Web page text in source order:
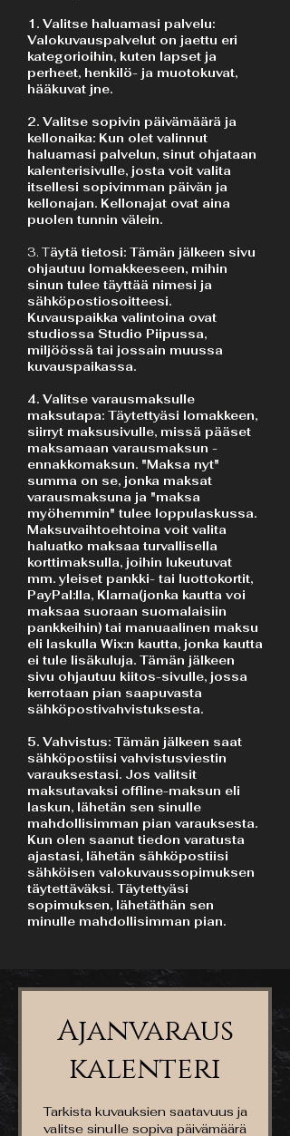
1. Valitse haluamasi palvelu:
Valokuvauspalvelut on jaettu eri
kategorioihin, kuten lapset ja
perheet, henkilö- ja muotokuvat,
hääkuvat jne.
2. Valitse sopivin päivämäärä ja
kellonaika: Kun olet valinnut
haluamasi palvelun, sinut ohjataan
kalenterisivulle, josta voit valita
itsellesi sopivimman päivän ja
kellonajan. Kellonajat ovat aina
puolen tunnin välein.
3. Täytä tietosi: Tämän jälkeen sivu
ohjautuu lomakkeeseen, mihin
sinun tulee täyttää nimesi ja
sähköpostiosoitteesi.
Kuvauspaikka valintoina ovat
studiossa Studio Piipussa,
miljöössä tai jossain muussa
kuvauspaikassa.
4. Valitse varausmaksulle
maksutapa: Täytettyäsi lomakkeen,
siirryt maksusivulle, missä pääset
maksamaan varausmaksun -
ennakkomaksun. "Maksa nyt"
summa on se, jonka maksat
varausmaksuna ja "maksa
myöhemmin" tulee loppulaskussa.
Maksuvaihtoehtoina voit valita
haluatko maksaa turvallisella
korttimaksulla, joihin lukeutuvat
mm. yleiset pankki- tai luottokortit,
PayPal:lla, Klarna(jonka kautta voi
maksaa suoraan suomalaisiin
pankkeihin) tai manuaalinen maksu
eli laskulla Wix:n kautta, jonka kautta
ei tule lisäkuluja. Tämän jälkeen
sivu ohjautuu kiitos-sivulle, jossa
kerrotaan pian saapuvasta
sähköpostivahvistuksesta.
5. Vahvistus: Tämän jälkeen saat
sähköpostiisi vahvistusviestin
varauksestasi. Jos valitsit
maksutavaksi offline-maksun eli
laskun, lähetän sen sinulle
mahdollisimman pian varauksesta.
Kun olen saanut tiedon varatusta
ajastasi, lähetän sähköpostiisi
sähköisen valokuvaussopimuksen
täytettäväksi. Täytettyäsi
sopimuksen, lähetäthän sen
minulle mahdollisimman pian.​
Ajanvaraus
kalenteri
Tarkista kuvauksien saatavuus ja
valitse sinulle sopiva päivämäärä